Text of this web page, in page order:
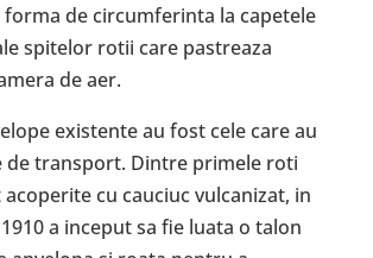
forma de circumferinta la capetele
spitelor rotii care pastreaza
de aer.
existente au fost cele care au
transport. Dintre primele roti
cu cauciuc vulcanizat, in
a inceput sa fie luata o talon